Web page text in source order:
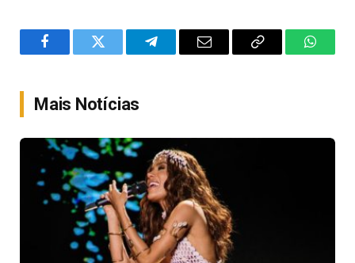
FacebookTwitter TelegramEmail
Copy
Mais Notícias